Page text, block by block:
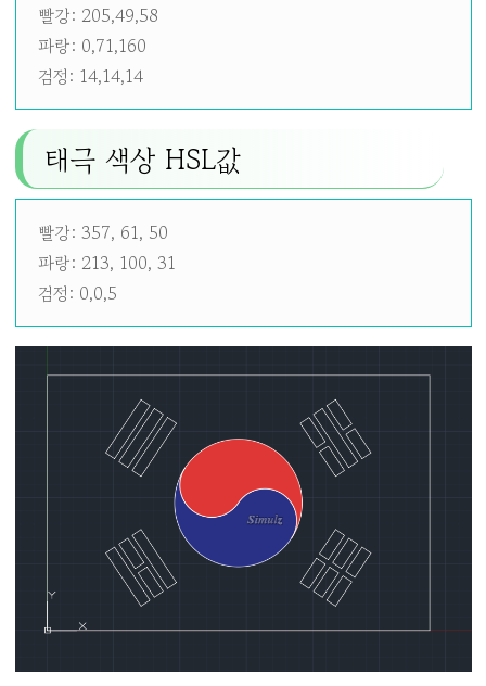
빨강: 205,49,58
파랑: 0,71,160
검정: 14,14,14
태극 색상 HSL값
빨강: 357, 61, 50
파랑: 213, 100, 31
검정: 0,0,5